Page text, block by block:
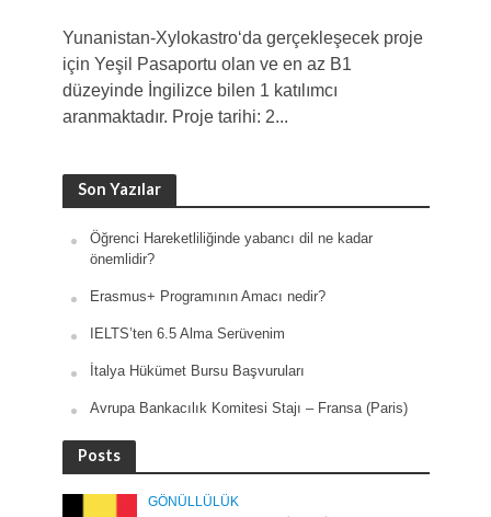
Yunanistan-Xylokastro‘da gerçekleşecek proje
için Yeşil Pasaportu olan ve en az B1
düzeyinde İngilizce bilen 1 katılımcı
aranmaktadır. Proje tarihi: 2...
Son Yazılar
Öğrenci Hareketliliğinde yabancı dil ne kadar
önemlidir?
Erasmus+ Programının Amacı nedir?
IELTS’ten 6.5 Alma Serüvenim
İtalya Hükümet Bursu Başvuruları
Avrupa Bankacılık Komitesi Stajı – Fransa (Paris)
Posts
GÖNÜLLÜLÜK